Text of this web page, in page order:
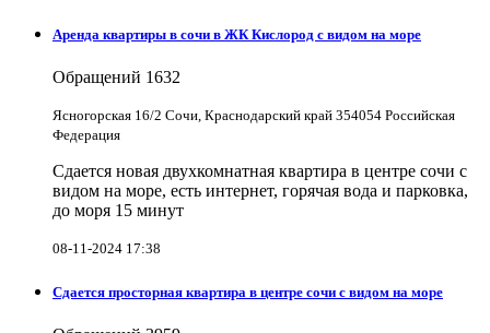
Аренда квартиры в сочи в ЖК Кислород с видом на море
Обращений 1632
Ясногорская 16/2 Сочи, Краснодарский край 354054 Российская
Федерация
Сдается новая двухкомнатная квартира в центре сочи с
видом на море, есть интернет, горячая вода и парковка,
до моря 15 минут
08-11-2024 17:38
Сдается просторная квартира в центре сочи с видом на море